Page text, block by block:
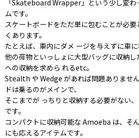
「Skateboard Wrapper」という少し変
ムです。
スケートボードをただ単に包むことが必
くあります。
たとえば、車内にダメ ージを与えずに車に
他の荷物といっしょに大型バッグに収納
への収納を求めら れるetc。
Stealth や Wedge があれば問題ありませ
ドは乗るのがメインで、
そこまでが っちりと収納する必要がない
です。
コンパクトに収納可能な Amoeba は、そ
にも応えるアイテムです。